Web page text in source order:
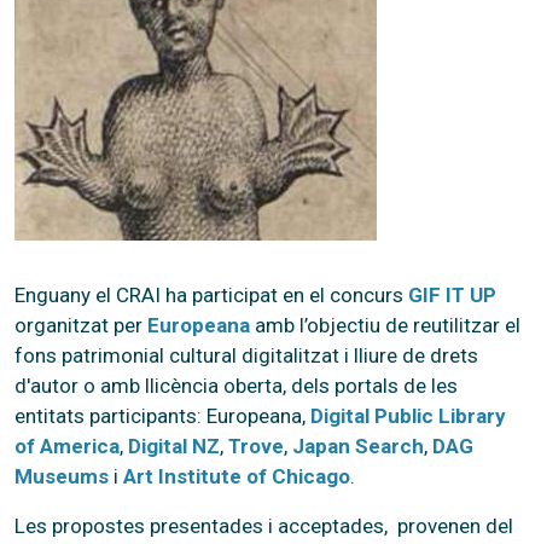
Enguany el CRAI ha participat en el concurs GIF IT UP
organitzat per Europeana amb l’objectiu de reutilitzar el
fons patrimonial cultural digitalitzat i lliure de drets
d'autor o amb llicència oberta, dels portals de les
entitats participants: Europeana, Digital Public Library
of America, Digital NZ, Trove, Japan Search, DAG
Museums i Art Institute of Chicago.
Les propostes presentades i acceptades, provenen del